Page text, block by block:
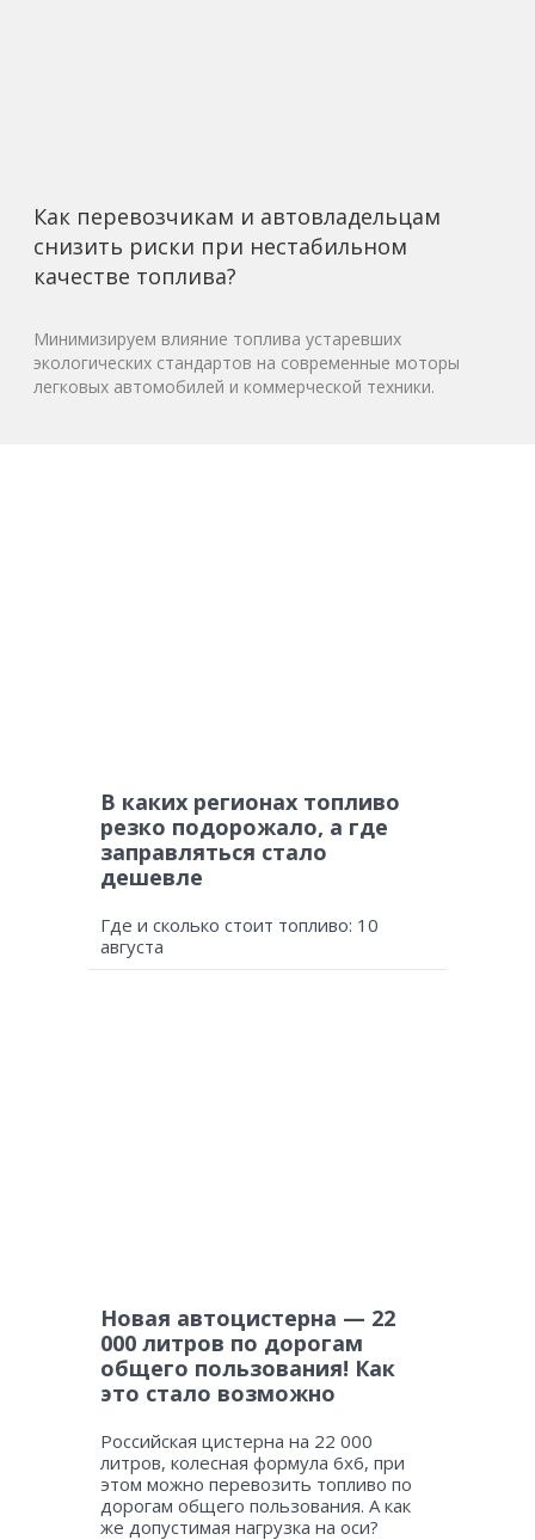
Как перевозчикам и автовладельцам
снизить риски при нестабильном
качестве топлива?
Минимизируем влияние топлива устаревших
экологических стандартов на современные моторы
легковых автомобилей и коммерческой техники.
В каких регионах топливо
резко подорожало, а где
заправляться стало
дешевле
Где и сколько стоит топливо: 10
августа
Новая автоцистерна — 22
000 литров по дорогам
общего пользования! Как
это стало возможно
Российская цистерна на 22 000
литров, колесная формула 6х6, при
этом можно перевозить топливо по
дорогам общего пользования. А как
же допустимая нагрузка на оси?